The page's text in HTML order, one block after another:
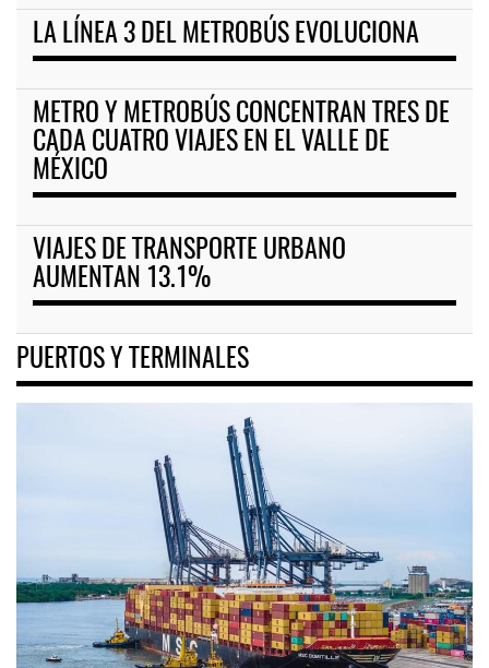
LA LÍNEA 3 DEL METROBÚS EVOLUCIONA
METRO Y METROBÚS CONCENTRAN TRES DE
CADA CUATRO VIAJES EN EL VALLE DE
MÉXICO
VIAJES DE TRANSPORTE URBANO
AUMENTAN 13.1%
PUERTOS Y TERMINALES